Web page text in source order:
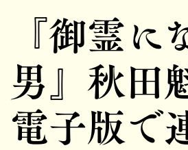
『御霊に
男』秋田
電子版で